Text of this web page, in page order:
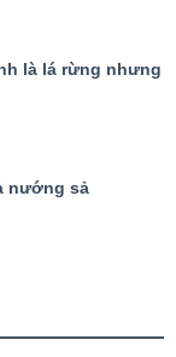
là lá rừng nhưng
nướng sả